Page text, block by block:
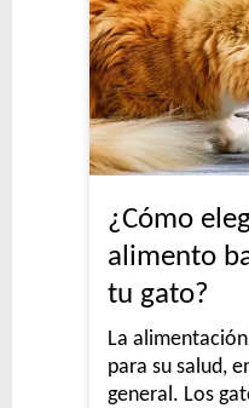
¿Cómo
alimento
tu gato?
La
para su salud,
general. Los